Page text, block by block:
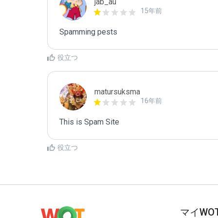
15年前
Spamming pests
役立つ
matursuksma
16年前
This is Spam Site
役立つ
マイ